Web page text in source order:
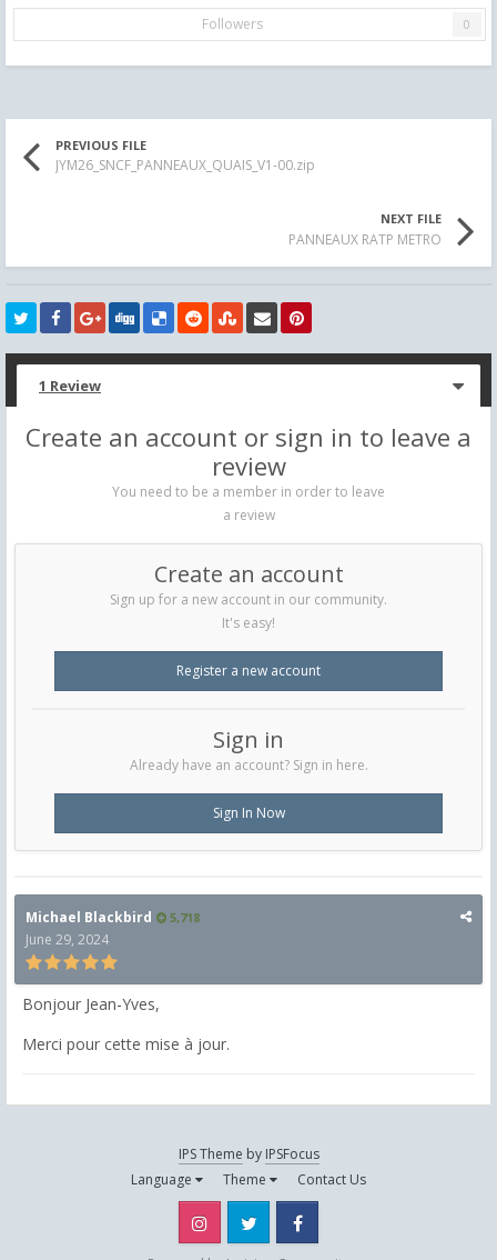
Followers 0
PREVIOUS FILE
JYM26_SNCF_PANNEAUX_QUAIS_V1-00.zip
NEXT FILE
PANNEAUX RATP METRO
1 Review
Create an account or sign in to leave a
review
You need to be a member in order to leave
a review
Create an account
Sign up for a new account in our community.
It's easy!
Register a new account
Sign in
Already have an account? Sign in here.
Sign In Now
Michael Blackbird 5,718
June 29, 2024
Bonjour Jean-Yves,
Merci pour cette mise à jour.
IPS Theme by IPSFocus
Language
Theme Contact Us
Instagram Twitter